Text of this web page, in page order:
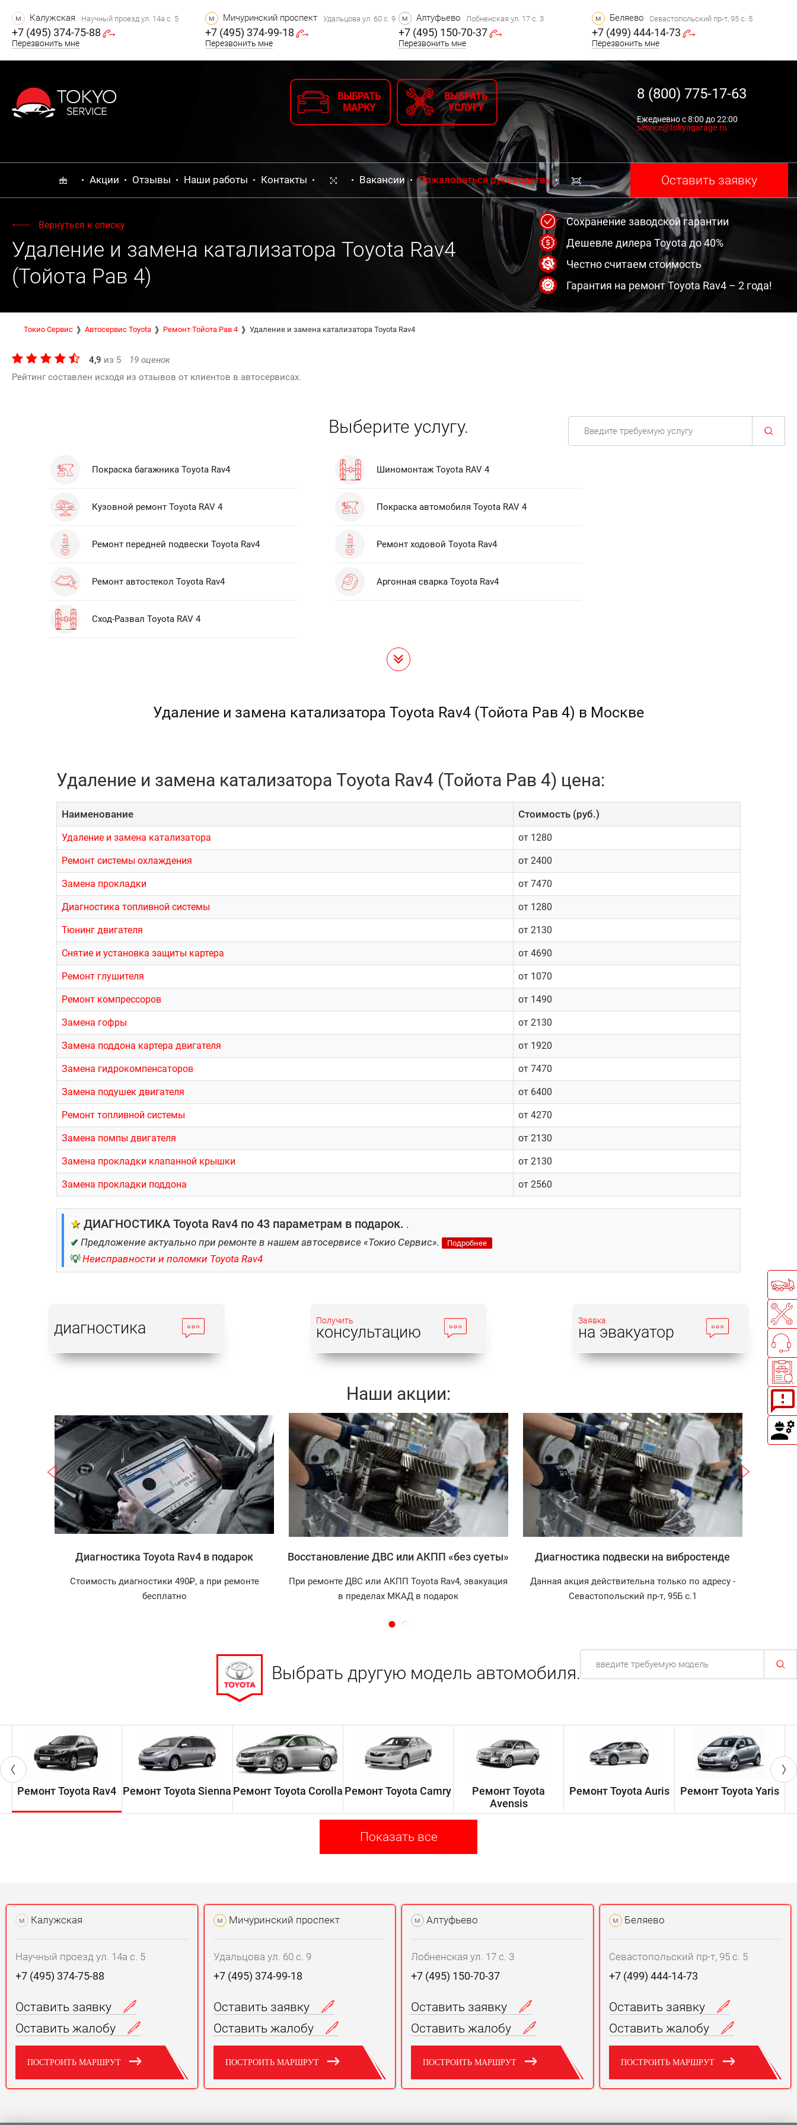
м Калужская Научный проезд ул. 14а с. 5
+7 (495) 374-75-88
Перезвонить мне
м Мичуринский проспект Удальцова ул. 60 с. 9
+7 (495) 374-99-18
Перезвонить мне
м Алтуфьево Лобненская ул. 17 с. 3
+7 (495) 150-70-37
Перезвонить мне
м Беляево Севастопольский пр-т, 95 с. 5
+7 (499) 444-14-73
Перезвонить мне
ВЫБРАТЬ
МАРКУ
ВЫБРАТЬ
УСЛУГУ
8 (800) 775-17-63
Ежедневно с 8:00 до 22:00
service@tokyogarage.ru
Акции Отзывы Наши работы Контакты Вакансии Пожаловаться руководству Оставить заявку
Вернуться к списку
Удаление и замена катализатора Toyota Rav4
(Тойота Рав 4)
Сохранение заводской гарантии
Дешевле дилера Toyota до 40%
Честно считаем стоимость
Гарантия на ремонт Toyota Rav4 – 2 года!
Токио Сервис Автосервис Toyota Ремонт Тойота Рав 4 Удаление и замена катализатора Toyota Rav4
4,9 из 5 19 оценок
Рейтинг составлен исходя из отзывов от клиентов в автосервисах.
Выберите услугу.
Покраска багажника Toyota Rav4 Шиномонтаж Toyota RAV 4
Кузовной ремонт Toyota RAV 4 Покраска автомобиля Toyota RAV 4
Ремонт передней подвески Toyota Rav4 Ремонт ходовой Toyota Rav4
Ремонт автостекол Toyota Rav4 Аргонная сварка Toyota Rav4
Сход-Развал Toyota RAV 4
Удаление и замена катализатора Toyota Rav4 (Тойота Рав 4) в Москве
Удаление и замена катализатора Toyota Rav4 (Тойота Рав 4) цена:
Наименование Cтоимость (руб.)
Удаление и замена катализатора от 1280
Ремонт системы охлаждения от 2400
Замена прокладки от 7470
Диагностика топливной системы от 1280
Тюнинг двигателя от 2130
Снятие и установка защиты картера от 4690
Ремонт глушителя от 1070
Ремонт компрессоров от 1490
Замена гофры от 2130
Замена поддона картера двигателя от 1920
Замена гидрокомпенсаторов от 7470
Замена подушек двигателя от 6400
Ремонт топливной системы от 4270
Замена помпы двигателя от 2130
Замена прокладки клапанной крышки от 2130
Замена прокладки поддона от 2560
★ ДИАГНОСТИКА Toyota Rav4 по 43 параметрам в подарок. .
✔ Предложение актуально при ремонте в нашем автосервисе «Токио Сервис». Подробнее
💡 Неисправности и поломки Toyota Rav4
диагностика Получить
консультацию
Заявка
на эвакуатор
Наши акции:
Записаться
Диагностика Toyota Rav4 в подарок
Стоимость диагностики 490₽, а при ремонте
бесплатно
Записаться
Восстановление ДВС или АКПП «без суеты»
При ремонте ДВС или АКПП Toyota Rav4, эвакуация
в пределах МКАД в подарок
Записаться
Диагностика подвески на вибростенде
Данная акция действительна только по адресу -
Севастопольский пр-т, 95Б с.1
Выбрать другую модель автомобиля.
Ремонт Toyota Rav4 Ремонт Toyota Sienna Ремонт Toyota Corolla Ремонт Toyota Camry
Ремонт Toyota
Avensis
Ремонт Toyota Auris Ремонт Toyota Yaris
Показать все
м Калужская
Научный проезд ул. 14а с. 5
+7 (495) 374-75-88
Оставить заявку
Оставить жалобу
ПОСТРОИТЬ МАРШРУТ
м Мичуринский проспект
Удальцова ул. 60 с. 9
+7 (495) 374-99-18
Оставить заявку
Оставить жалобу
ПОСТРОИТЬ МАРШРУТ
м Алтуфьево
Лобненская ул. 17 с. 3
+7 (495) 150-70-37
Оставить заявку
Оставить жалобу
ПОСТРОИТЬ МАРШРУТ
м Беляево
Севастопольский пр-т, 95 с. 5
+7 (499) 444-14-73
Оставить заявку
Оставить жалобу
ПОСТРОИТЬ МАРШРУТ